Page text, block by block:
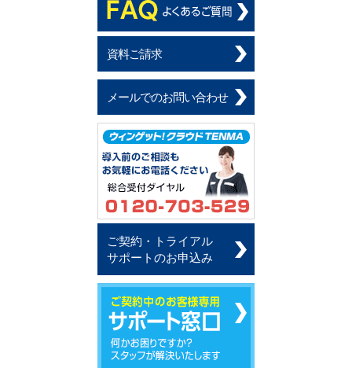
資料ご請求
メールでのお問い合わせ
ご契約・トライアル
サポートのお申込み